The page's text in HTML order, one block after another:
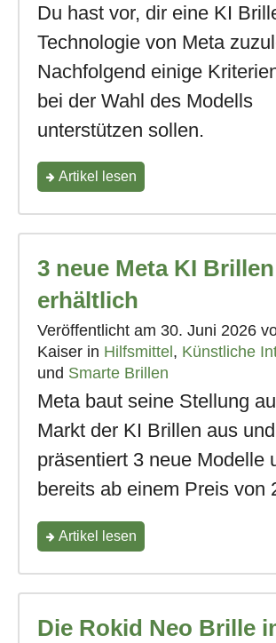
Du hast vor, dir eine KI
Technologie von Meta
Nachfolgend einige
bei der Wahl des Modells
unterstützen sollen.
Artikel"Entscheidungshilfe
die
Auswahl
deiner
Meta
KI
Brille"
lesen
3 neue Meta KI Brillen
erhältlich
Veröffentlicht am 30. Juni 2026
Kaiser in Hilfsmittel, Künstliche
und Smarte Brillen
Meta baut seine Stellung
Markt der KI Brillen aus und
präsentiert 3 neue Modelle
bereits ab einem Preis von
Artikel"3
Meta
KI
lesen
Die Rokid Neo Brille